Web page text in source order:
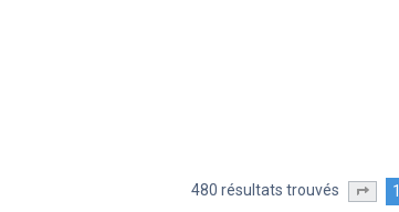
480 résultats trouvés Page1